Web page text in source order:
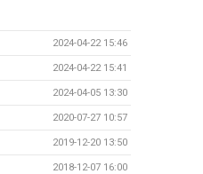
2024-04-22 15:46
2024-04-22 15:41
2024-04-05 13:30
2020-07-27 10:57
2019-12-20 13:50
2018-12-07 16:00